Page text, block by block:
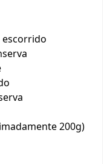
escorrido
200g)